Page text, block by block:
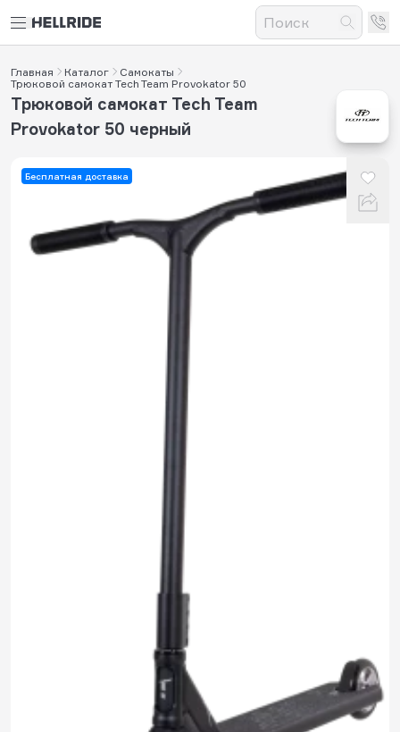
Главная Каталог
Самокаты
Трюковой самокат Tech Team Provokator 50
Бесплатная доставка
Трюковой самокат Tech Team
Provokator 50 черный